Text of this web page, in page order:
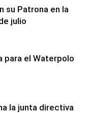
su Patrona en la
julio
para el Waterpolo
la junta directiva